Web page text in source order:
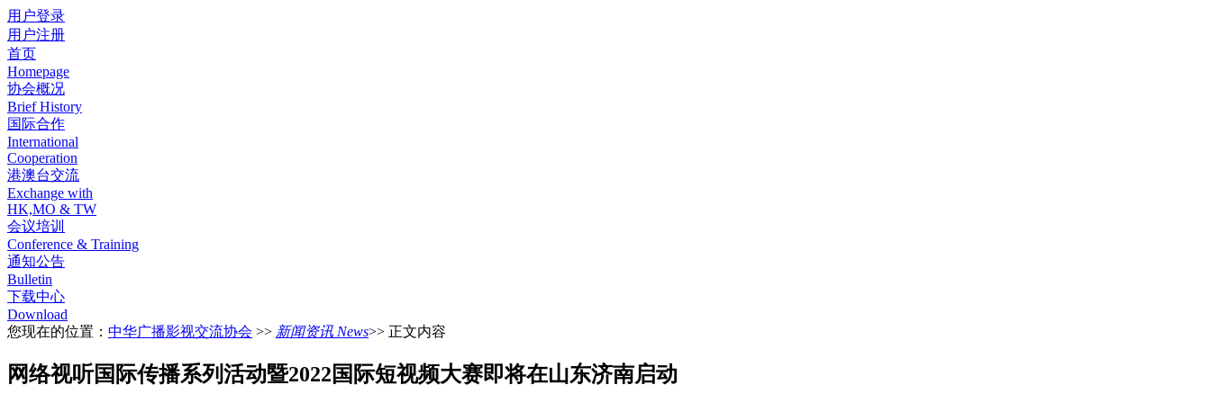
用户登录
用户注册
首页
Homepage
协会概况
Brief History
国际合作
International
Cooperation
港澳台交流
Exchange with
HK,MO & TW
会议培训
Conference & Training
通知公告
Bulletin
下载中心
Download
您现在的位置： 中华广播影视交流协会 >> 新闻资讯 News>> 正文内容
网络视听国际传播系列活动暨2022国际短视频大赛即将在山东济南启动